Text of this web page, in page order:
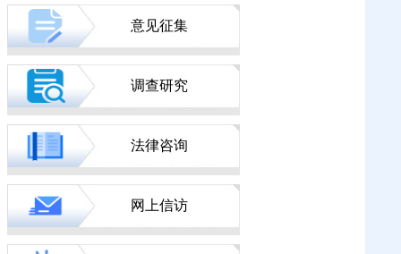
意见征集
调查研究
法律咨询
网上信访